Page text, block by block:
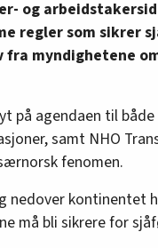
og
regler som sikrer
myndighetene
på agendaen til
samt NHO
fenomen.
nedover kontinentet
må bli sikrere for